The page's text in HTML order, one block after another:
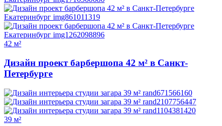
42 м²
Дизайн проект барбершопа 42 м² в Санкт-
Петербурге
39 м²